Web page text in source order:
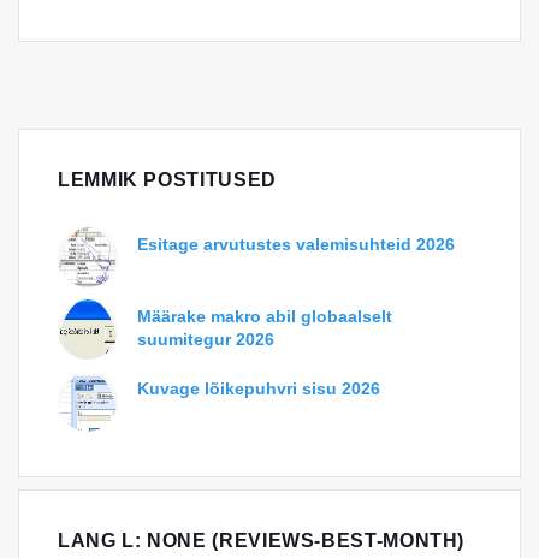
LEMMIK POSTITUSED
Esitage arvutustes valemisuhteid 2026
Määrake makro abil globaalselt
suumitegur 2026
Kuvage lõikepuhvri sisu 2026
LANG L: NONE (REVIEWS-BEST-MONTH)